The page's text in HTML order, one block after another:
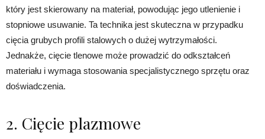
który jest skierowany na materiał, powodując jego utlenienie i
stopniowe usuwanie. Ta technika jest skuteczna w przypadku
cięcia grubych profili stalowych o dużej wytrzymałości.
Jednakże, cięcie tlenowe może prowadzić do odkształceń
materiału i wymaga stosowania specjalistycznego sprzętu oraz
doświadczenia.
2. Cięcie plazmowe